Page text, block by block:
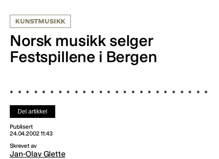
KUNSTMUSIKK
Norsk musikk selger
Festspillene i Bergen
Del artikkel
Publisert
24.04.2002 11:43
Skrevet av
Jan-Olav Glette